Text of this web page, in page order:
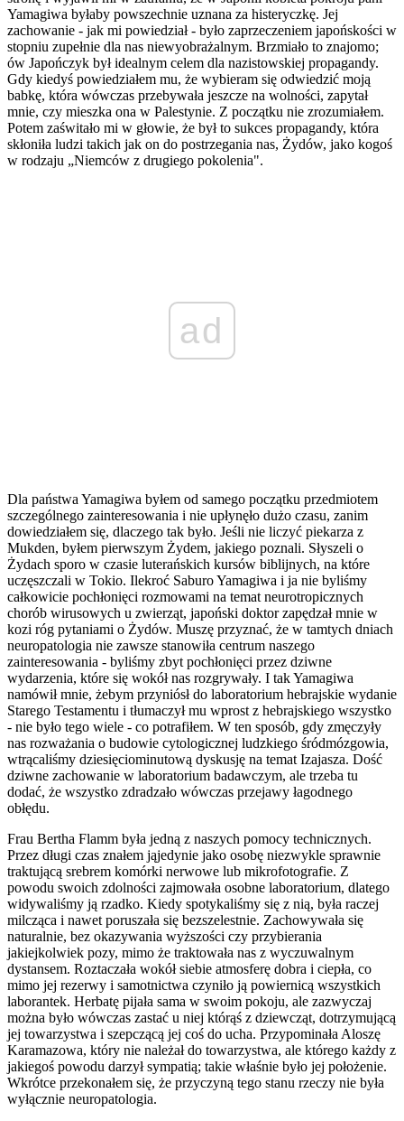
Yamagiwa byłaby powszechnie uznana za histeryczkę. Jej
zachowanie - jak mi powiedział - było zaprzeczeniem japońskości w
stopniu zupełnie dla nas niewyobrażalnym. Brzmiało to znajomo;
ów Japończyk był idealnym celem dla nazistowskiej propagandy.
Gdy kiedyś powiedziałem mu, że wybieram się odwiedzić moją
babkę, która wówczas przebywała jeszcze na wolności, zapytał
mnie, czy mieszka ona w Palestynie. Z początku nie zrozumiałem.
Potem zaświtało mi w głowie, że był to sukces propagandy, która
skłoniła ludzi takich jak on do postrzegania nas, Żydów, jako kogoś
w rodzaju „Niemców z drugiego pokolenia".
ad
Dla państwa Yamagiwa byłem od samego początku przedmiotem
szczególnego zainteresowania i nie upłynęło dużo czasu, zanim
dowiedziałem się, dlaczego tak było. Jeśli nie liczyć piekarza z
Mukden, byłem pierwszym Żydem, jakiego poznali. Słyszeli o
Żydach sporo w czasie luterańskich kursów biblijnych, na które
uczęszczali w Tokio. Ilekroć Saburo Yamagiwa i ja nie byliśmy
całkowicie pochłonięci rozmowami na temat neurotropicznych
chorób wirusowych u zwierząt, japoński doktor zapędzał mnie w
kozi róg pytaniami o Żydów. Muszę przyznać, że w tamtych dniach
neuropatologia nie zawsze stanowiła centrum naszego
zainteresowania - byliśmy zbyt pochłonięci przez dziwne
wydarzenia, które się wokół nas rozgrywały. I tak Yamagiwa
namówił mnie, żebym przyniósł do laboratorium hebrajskie wydanie
Starego Testamentu i tłumaczył mu wprost z hebrajskiego wszystko
- nie było tego wiele - co potrafiłem. W ten sposób, gdy zmęczyły
nas rozważania o budowie cytologicznej ludzkiego śródmózgowia,
wtrącaliśmy dziesięciominutową dyskusję na temat Izajasza. Dość
dziwne zachowanie w laboratorium badawczym, ale trzeba tu
dodać, że wszystko zdradzało wówczas przejawy łagodnego
obłędu.
Frau Bertha Flamm była jedną z naszych pomocy technicznych.
Przez długi czas znałem jąjedynie jako osobę niezwykle sprawnie
traktującą srebrem komórki nerwowe lub mikrofotografie. Z
powodu swoich zdolności zajmowała osobne laboratorium, dlatego
widywaliśmy ją rzadko. Kiedy spotykaliśmy się z nią, była raczej
milcząca i nawet poruszała się bezszelestnie. Zachowywała się
naturalnie, bez okazywania wyższości czy przybierania
jakiejkolwiek pozy, mimo że traktowała nas z wyczuwalnym
dystansem. Roztaczała wokół siebie atmosferę dobra i ciepła, co
mimo jej rezerwy i samotnictwa czyniło ją powiernicą wszystkich
laborantek. Herbatę pijała sama w swoim pokoju, ale zazwyczaj
można było wówczas zastać u niej którąś z dziewcząt, dotrzymującą
jej towarzystwa i szepczącą jej coś do ucha. Przypominała Aloszę
Karamazowa, który nie należał do towarzystwa, ale którego każdy z
jakiegoś powodu darzył sympatią; takie właśnie było jej położenie.
Wkrótce przekonałem się, że przyczyną tego stanu rzeczy nie była
wyłącznie neuropatologia.